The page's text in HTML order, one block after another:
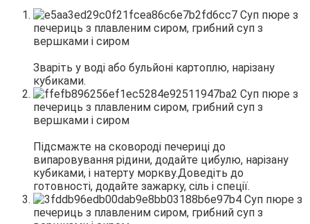
Зваріть у воді або бульйоні картоплю, нарізану
кубиками.
Підсмажте на сковороді печериці до
випаровування рідини, додайте цибулю, нарізану
кубиками, і натерту моркву.Доведіть до
готовності, додайте зажарку, сіль і спеції.